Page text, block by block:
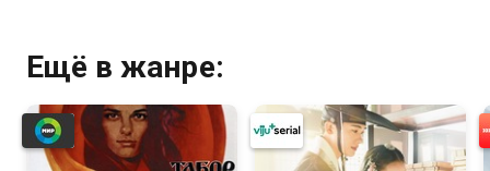
Ещё в жанре: